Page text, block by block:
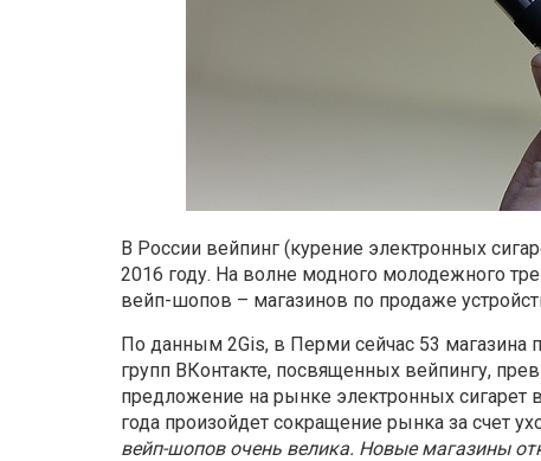
В России вейпинг (курение электронных
2016 году. На волне модного молодежного
вейп-шопов – магазинов по продаже
По данным 2Gis, в Перми сейчас 53 магазина
групп ВКонтакте, посвященных вейпингу,
предложение на рынке электронных сигарет
года произойдет сокращение рынка за счет
вейп-шопов очень велика. Новые магазины